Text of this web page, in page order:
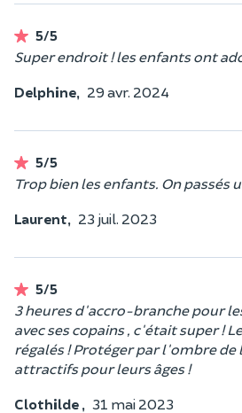
5/5
Super endroit ! les enfants ont
Delphine, 29 avr. 2024
5/5
Trop bien les enfants. On passés
Laurent, 23 juil. 2023
5/5
3 heures d'accro-branche pour
avec ses copains , c'était super !
régalés ! Protéger par l'ombre de
attractifs pour leurs âges !
Clothilde , 31 mai 2023